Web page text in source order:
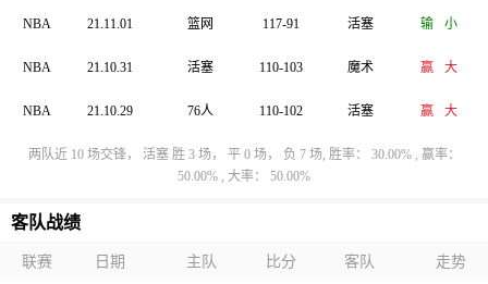
NBA 21.11.01 篮网 117-91 活塞 输 小
NBA 21.10.31 活塞 110-103 魔术 赢 大
NBA 21.10.29 76人 110-102 活塞 赢 大
两队近 10 场交锋， 活塞 胜 3 场， 平 0 场， 负 7 场, 胜率： 30.00% , 赢率：
50.00% , 大率： 50.00%
客队战绩
联赛 日期 主队 比分 客队 走势